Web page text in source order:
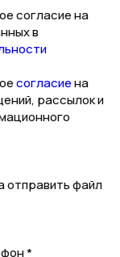
согласие на
в
согласиена
рассылок и
отправить файл
*